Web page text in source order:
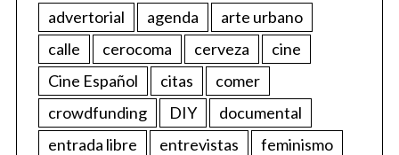
advertorial agenda
arte urbano
calle
cerocoma cerveza
cine
Cine Español
citas
comer
crowdfunding
DIY
documental
entrada libre
entrevistas
feminismo